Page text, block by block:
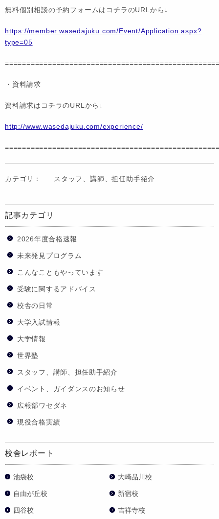
無料個別相談の予約フォームはコチラのURLから↓
https://member.wasedajuku.com/Event/Application.aspx?
type=05
・資料請求
資料請求はコチラのURLから↓
http://www.wasedajuku.com/experience/
カテゴリ： スタッフ、講師、担任助手紹介
記事カテゴリ
2026年度合格速報
未来発見プログラム
こんなこともやっています
受験に関するアドバイス
校舎の日常
大学入試情報
大学情報
世界塾
スタッフ、講師、担任助手紹介
イベント、ガイダンスのお知らせ
広報部ワセダネ
現役合格実績
校舎レポート
池袋校 大崎品川校
自由が丘校 新宿校
四谷校 吉祥寺校